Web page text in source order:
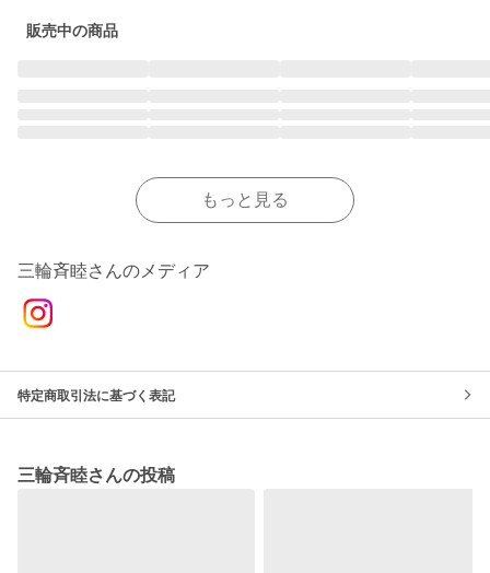
販売中の商品
もっと見る
三輪斉睦さんのメディア
特定商取引法に基づく表記
三輪斉睦さんの投稿